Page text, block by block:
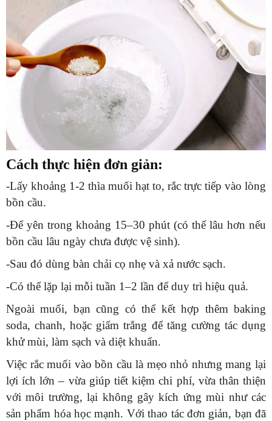
Cách thực hiện đơn giản:
-Lấy khoảng 1-2 thìa muối hạt to, rắc trực tiếp vào lòng
bồn cầu.
-Để yên trong khoảng 15–30 phút (có thể lâu hơn nếu
bồn cầu lâu ngày chưa được vệ sinh).
-Sau đó dùng bàn chải cọ nhẹ và xả nước sạch.
-Có thể lặp lại mỗi tuần 1–2 lần để duy trì hiệu quả.
Ngoài muối, bạn cũng có thể kết hợp thêm baking
soda, chanh, hoặc giấm trắng để tăng cường tác dụng
khử mùi, làm sạch và diệt khuẩn.
Việc rắc muối vào bồn cầu là mẹo nhỏ nhưng mang lại
lợi ích lớn – vừa giúp tiết kiệm chi phí, vừa thân thiện
với môi trường, lại không gây kích ứng mùi như các
sản phẩm hóa học mạnh. Với thao tác đơn giản, bạn đã